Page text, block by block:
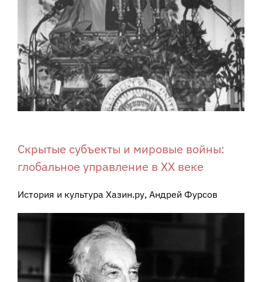
Скрытые субъекты и мировые войны:
глобальное управление в ХХ веке
История и культура Хазин.ру, Андрей Фурсов